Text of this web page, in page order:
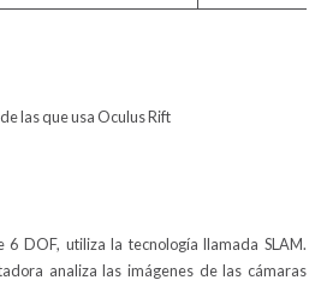
las que usa Oculus Rift
6 DOF, utiliza la tecnología llamada SLAM.
analiza las imágenes de las cámaras